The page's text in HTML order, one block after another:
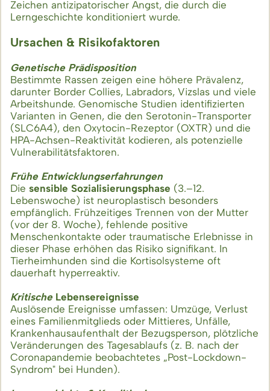
Zeichen antizipatorischer Angst, die durch die
Lerngeschichte konditioniert wurde.
Ursachen & Risikofaktoren
Genetische Prädisposition
Bestimmte Rassen zeigen eine höhere Prävalenz,
darunter Border Collies, Labradors, Vizslas und viele
Arbeitshunde. Genomische Studien identifizierten
Varianten in Genen, die den Serotonin-Transporter
(SLC6A4), den Oxytocin-Rezeptor (OXTR) und die
HPA-Achsen-Reaktivität kodieren, als potenzielle
Vulnerabilitätsfaktoren.
Frühe Entwicklungserfahrungen
Die sensible Sozialisierungsphase (3.–12.
Lebenswoche) ist neuroplastisch besonders
empfänglich. Frühzeitiges Trennen von der Mutter
(vor der 8. Woche), fehlende positive
Menschenkontakte oder traumatische Erlebnisse in
dieser Phase erhöhen das Risiko signifikant. In
Tierheimhunden sind die Kortisolsysteme oft
dauerhaft hyperreaktiv.
KritischeLebensereignisse
Auslösende Ereignisse umfassen: Umzüge, Verlust
eines Familienmitglieds oder Mittieres, Unfälle,
Krankenhausaufenthalt der Bezugsperson, plötzliche
Veränderungen des Tagesablaufs (z. B. nach der
Coronapandemie beobachtetes „Post-Lockdown-
Syndrom" bei Hunden).